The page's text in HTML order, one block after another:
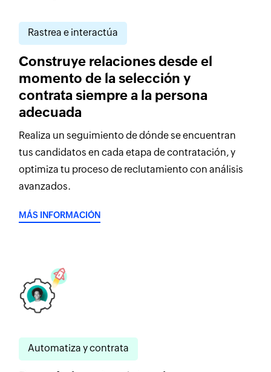
Rastrea e interactúa
Construye relaciones desde el
momento de la selección y
contrata siempre a la persona
adecuada
Realiza un seguimiento de dónde se encuentran
tus candidatos en cada etapa de contratación, y
optimiza tu proceso de reclutamiento con análisis
avanzados.
MÁS INFORMACIÓN
Automatiza y contrata